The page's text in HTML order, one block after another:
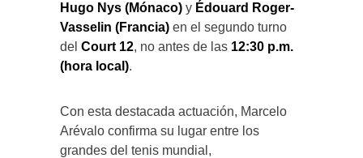
Hugo Nys (Mónaco) y Édouard Roger-
Vasselin (Francia) en el segundo turno
del Court 12, no antes de las 12:30 p.m.
(hora local).
Con esta destacada actuación, Marcelo
Arévalo confirma su lugar entre los
grandes del tenis mundial,